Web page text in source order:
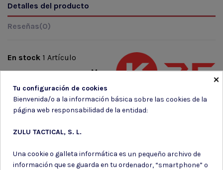
Detalles del producto
Reseñas(0)
Marca
En stock 1 Artículo
Suscríbete a nuestro boletín
×
Tu configuración de cookies
Bienvenida/o a la información básica sobre las cookies de la
página web responsabilidad de la entidad:
ZULU TACTICAL, S. L.
Una cookie o galleta informática es un pequeño archivo de
información que se guarda en tu ordenador, “smartphone” o